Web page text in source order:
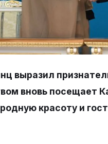
выразил
вновь посещает
красоту и